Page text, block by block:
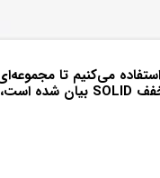
استفاده می‌کنیم تا
SOLID بیان شده